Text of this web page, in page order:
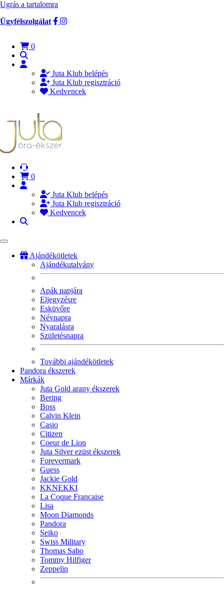
Ugrás a tartalomra
Ügyfélszolgálat
0
Juta Klub belépés
Juta Klub regisztráció
Kedvencek
0
Juta Klub belépés
Juta Klub regisztráció
Kedvencek
Ajándékötletek
Ajándékutalvány
Apák napjára
Eljegyzésre
Esküvőre
Névnapra
Nyaralásra
Születésnapra
További ajándékötletek
Pandora ékszerek
Márkák
Juta Gold arany ékszerek
Bering
Boss
Calvin Klein
Casio
Citizen
Coeur de Lion
Juta Silver ezüst ékszerek
Forevermark
Guess
Jackie Gold
KKNEKKI
La Coque Francaise
Lisa
Moon Diamonds
Pandora
Seiko
Swiss Military
Thomas Sabo
Tommy Hilfiger
Zeppelin